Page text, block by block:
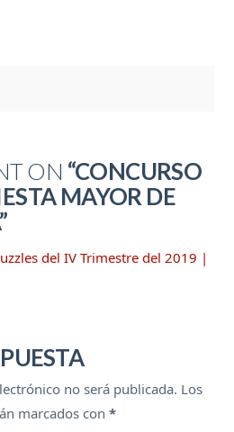
ON “CONCURSO
MAYOR DE
del IV Trimestre del 2019 |
no será publicada. Los
marcados con*